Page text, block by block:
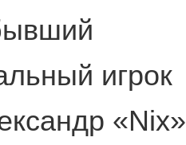
игрок
«Nix»